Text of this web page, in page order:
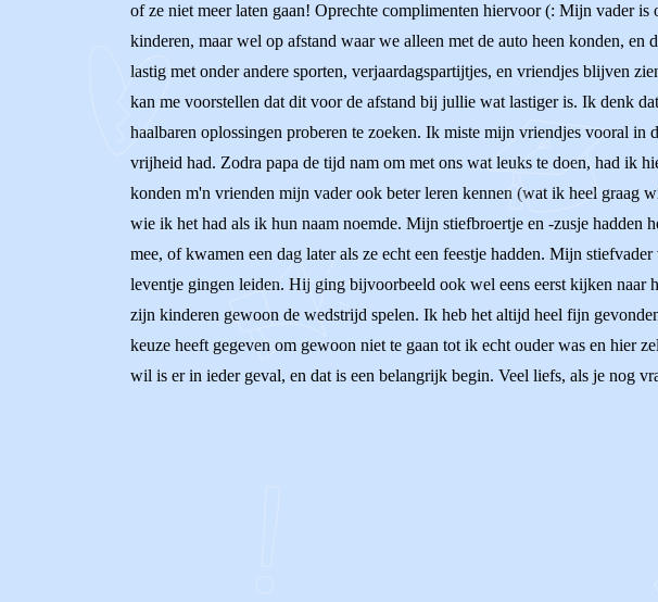
of ze niet meer laten gaan! Oprechte complimenten hiervoor (: Mijn vader
kinderen, maar wel op afstand waar we alleen met de auto heen konden,
lastig met onder andere sporten, verjaardagspartijtjes, en vriendjes blijven
kan me voorstellen dat dit voor de afstand bij jullie wat lastiger is. Ik denk
haalbaren oplossingen proberen te zoeken. Ik miste mijn vriendjes vooral
vrijheid had. Zodra papa de tijd nam om met ons wat leuks te doen, had ik
konden m'n vrienden mijn vader ook beter leren kennen (wat ik heel
wie ik het had als ik hun naam noemde. Mijn stiefbroertje en -zusje hadden
mee, of kwamen een dag later als ze echt een feestje hadden. Mijn
leventje gingen leiden. Hij ging bijvoorbeeld ook wel eens eerst kijken naar
zijn kinderen gewoon de wedstrijd spelen. Ik heb het altijd heel fijn
keuze heeft gegeven om gewoon niet te gaan tot ik echt ouder was en hier
wil is er in ieder geval, en dat is een belangrijk begin. Veel liefs, als je nog